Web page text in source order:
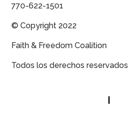
770-622-1501
© Copyright 2022
Faith & Freedom Coalition
Todos los derechos reservados